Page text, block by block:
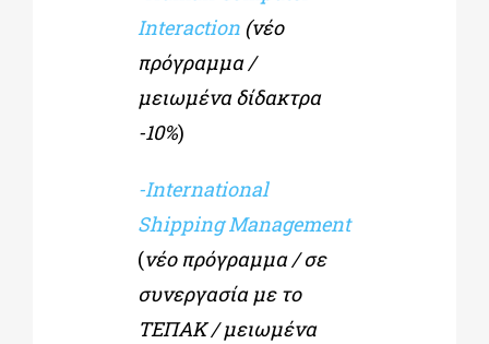
Interaction(νέο
πρόγραμμα /
μειωμένα δίδακτρα
-10%)
-International
Shipping Management
(νέο πρόγραμμα / σε
συνεργασία με το
ΤΕΠΑΚ / μειωμένα